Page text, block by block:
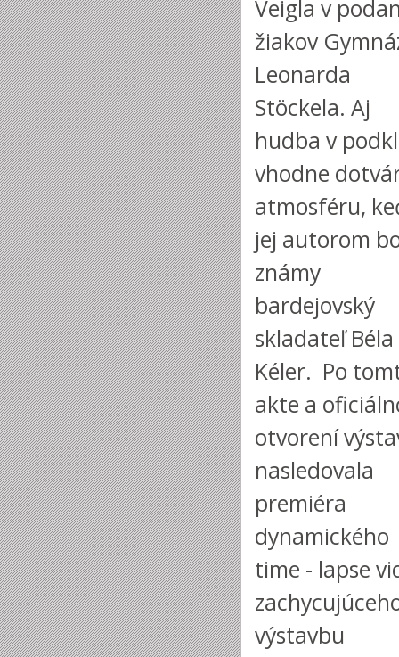
Veigla v
žiakov
Leonarda
Stöckela. Aj
hudba v
vhodne
atmosféru,
jej autorom
známy
bardejovský
skladateľ Béla
Kéler. Po
akte a
otvorení
nasledovala
premiéra
dynamického
time - lapse
výstavbu